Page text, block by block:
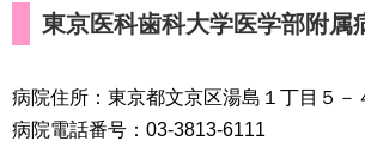
東京医科歯科大学医学部附属
病院住所：東京都文京区湯島１丁目５－
病院電話番号：03-3813-6111